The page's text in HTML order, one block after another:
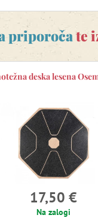
gugalnice in gibalne
podloge
priporočate
deska lesena
17,50 €
Na zalogi